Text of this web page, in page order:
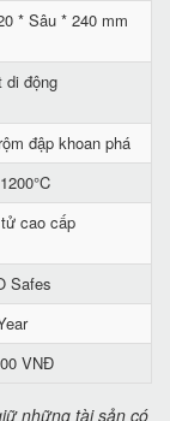
* Sâu * 240 mm
di động
đập khoan phá
cao cấp
Safes
VNĐ
những tài sản có